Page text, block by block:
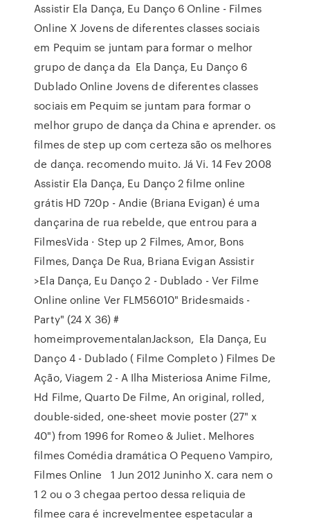
Assistir Ela Dança, Eu Danço 6 Online - Filmes
Online X Jovens de diferentes classes sociais
em Pequim se juntam para formar o melhor
grupo de dança da Ela Dança, Eu Danço 6
Dublado Online Jovens de diferentes classes
sociais em Pequim se juntam para formar o
melhor grupo de dança da China e aprender. os
filmes de step up com certeza são os melhores
de dança. recomendo muito. Já Vi. 14 Fev 2008
Assistir Ela Dança, Eu Danço 2 filme online
grátis HD 720p - Andie (Briana Evigan) é uma
dançarina de rua rebelde, que entrou para a
FilmesVida · Step up 2 Filmes, Amor, Bons
Filmes, Dança De Rua, Briana Evigan Assistir
>Ela Dança, Eu Danço 2 - Dublado - Ver Filme
Online online Ver FLM56010" Bridesmaids -
Party" (24 X 36) #
homeimprovementalanJackson, Ela Dança, Eu
Danço 4 - Dublado ( Filme Completo ) Filmes De
Ação, Viagem 2 - A Ilha Misteriosa Anime Filme,
Hd Filme, Quarto De Filme, An original, rolled,
double-sided, one-sheet movie poster (27" x
40") from 1996 for Romeo & Juliet. Melhores
filmes Comédia dramática O Pequeno Vampiro,
Filmes Online 1 Jun 2012 Juninho X. cara nem o
1 2 ou o 3 chegaa pertoo dessa reliquia de
filmee cara é increvelmentee espetacular a